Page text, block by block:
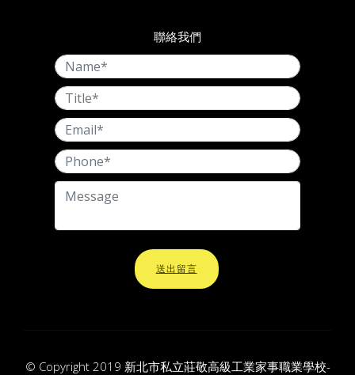
聯絡我們
送出留言
© Copyright 2019 新北市私立莊敬高級工業家事職業學校-